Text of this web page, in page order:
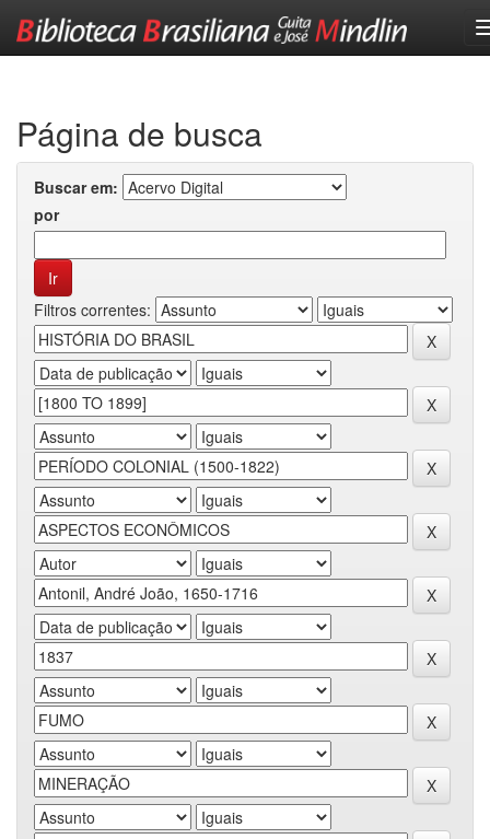
Página de busca
Buscar em:
por
Filtros correntes: